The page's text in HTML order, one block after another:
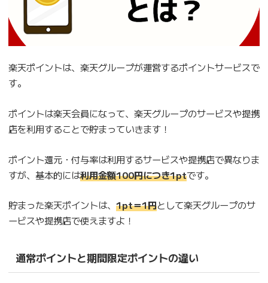
楽天ポイントは、楽天グループが運営するポイントサービスで
す。
ポイントは楽天会員になって、楽天グループのサービスや提携
店を利用することで貯まっていきます！
ポイント還元・付与率は利用するサービスや提携店で異なりま
すが、基本的には利用金額100円につき1ptです。
貯まった楽天ポイントは、 1pt＝1円として楽天グループのサ
ービスや提携店で使えますよ！
通常ポイントと期間限定ポイントの違い